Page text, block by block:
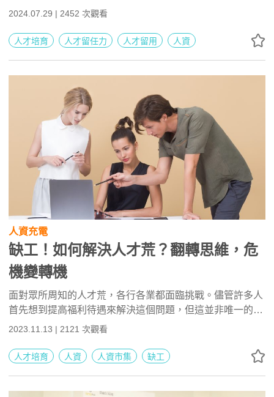
不絕，而不是只期盼1~2位英雄來救援。如果有了制度、流
說會比較健康。
2024.07.29 | 2452 次觀看
人才培育 人才留任力 人才留用 人資
人資充電
缺工！如何解決人才荒？翻轉思維，危
機變轉機
面對眾所周知的人才荒，各行各業都面臨挑戰。儘管許多人
首先想到提高福利待遇來解決這個問題，但這並非唯一的解
方。公司需要解決問題的人才，並鼓勵創意思考。透過創新
機。同時，強調年度計畫的實際執行，並建議建立正確的基
2023.11.13 | 2121 次觀看
人才培育 人資 人資市集 缺工